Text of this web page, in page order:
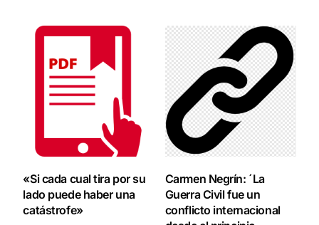
«Si cada cual tira por su
lado puede haber una
catástrofe»
Carmen Negrín: ´La
Guerra Civil fue un
conflicto internacional